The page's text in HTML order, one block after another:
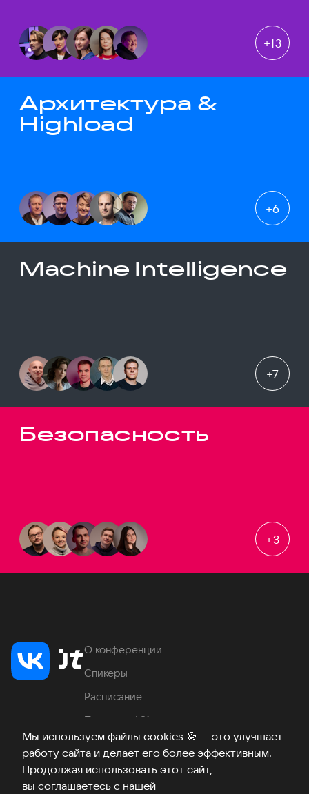
Мы используем файлы cookies 🍪 — это улучшает
работу сайта и делает его более эффективным.
Продолжая использовать этот сайт,
вы соглашаетесь с нашей
+13
Архитектура &
Highload
+6
Machine Intelligence
+7
Безопасность
+3
О конференции
Спикеры
Расписание
Продукты VK
Место проведения
Часто задаваемые вопросы